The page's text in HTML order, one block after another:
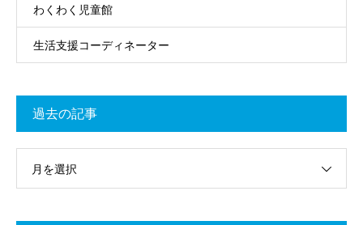
わくわく児童館
生活支援コーディネーター
過去の記事
月を選択